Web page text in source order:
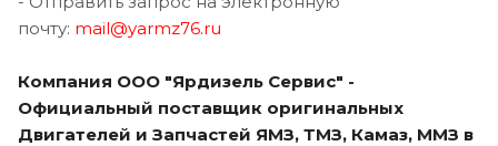
почту: mail@yarmz76.ru
Компания ООО "Ярдизель Сервис" -
Официальный поставщик оригинальных
Двигателей и Запчастей ЯМЗ, ТМЗ, Камаз, ММЗ в